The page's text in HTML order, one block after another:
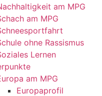
am MPG
am MPG
ohne Rassismus
Lernen
am MPG
Europaprofil